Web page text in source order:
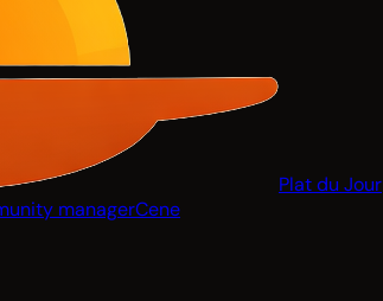
Plat du Jour
managerCene